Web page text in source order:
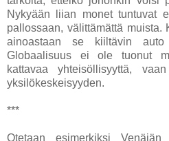
Nykyään liian monet tuntuvat
pallossaan, välittämättä muista.
ainoastaan se kiiltävin
Globaalisuus ei ole tuonut
kattavaa yhteisöllisyyttä,
yksilökeskeisyyden.
***
Otetaan esimerkiksi Venäjän